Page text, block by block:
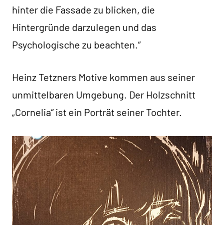
hinter die Fassade zu blicken, die
Hintergründe darzulegen und das
Psychologische zu beachten.“
Heinz Tetzners Motive kommen aus seiner
unmittelbaren Umgebung. Der Holzschnitt
„Cornelia“ ist ein Porträt seiner Tochter.